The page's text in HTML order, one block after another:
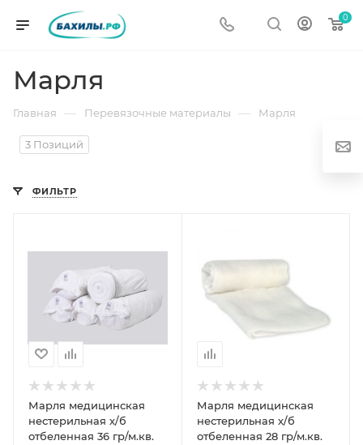
0
Марля
3 Позиций
Главная — Перевязочные материалы — Марля
ФИЛЬТР
Марля медицинская
нестерильная х/б
отбеленная 36 гр/м.кв.
Марля медицинская
нестерильная х/б
отбеленная 28 гр/м.кв.